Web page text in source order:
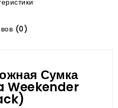
(0)
Сумка
Weekender